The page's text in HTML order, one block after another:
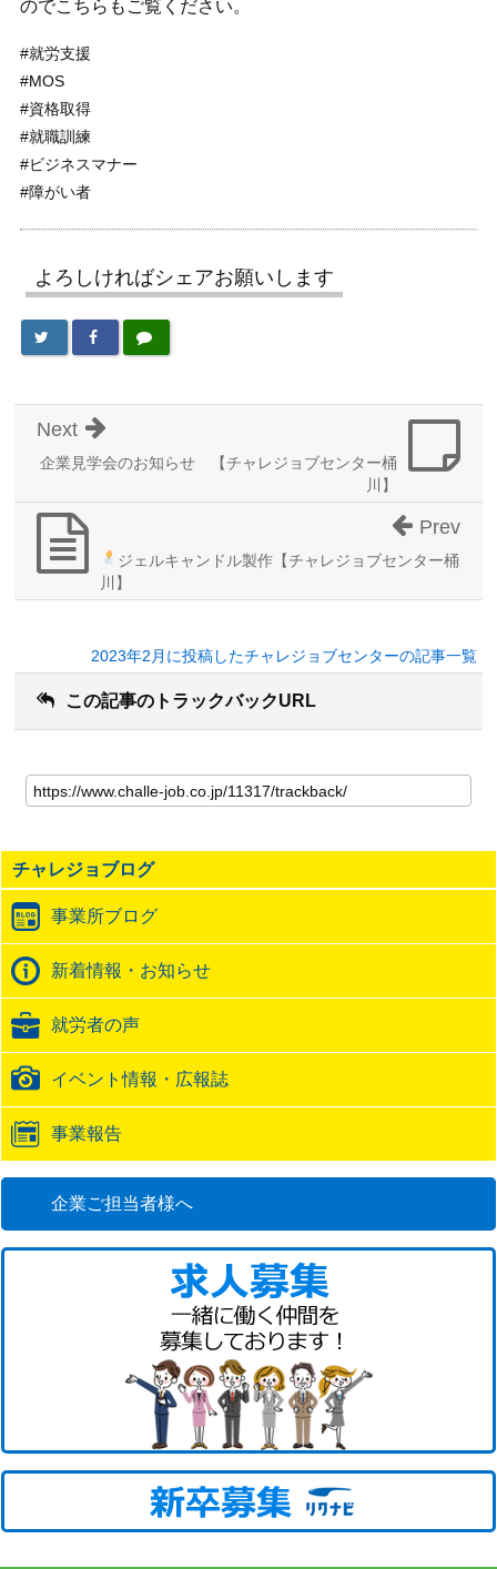
のでこちらもご覧ください。
#就労支援
#MOS
#資格取得
#就職訓練
#ビジネスマナー
#障がい者
よろしければシェアお願いします
企業見学会のお知らせ 【チャレジョブセンター桶
川】
Next
ジェルキャンドル製作【チャレジョブセンター桶
川】
Prev
2023年2月に投稿したチャレジョブセンターの記事一覧
この記事のトラックバックURL
の
記
の
ト
ッ
ク
バ
ッ
URL
チャレジョブログ
事業所ブログ
新着情報・お知らせ
就労者の声
イベント情報・広報誌
事業報告
企業ご担当者様へ